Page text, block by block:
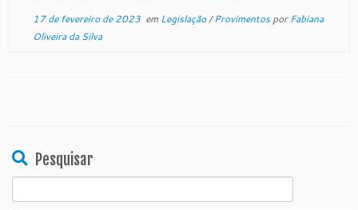
17 de fevereiro de 2023em Legislação/ProvimentosporFabiana
Oliveira da Silva
Pesquisar
for: